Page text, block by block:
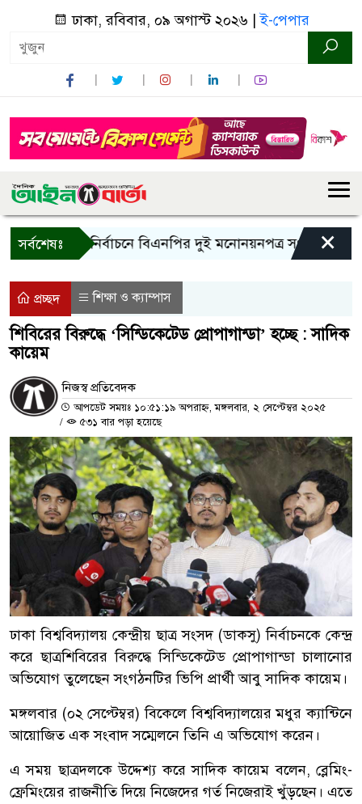
ঢাকা, রবিবার, ০৯ অগাস্ট ২০২৬ |ই-পেপার
সর্বশেষঃ
রাষ্ট্রপতি নির্বাচনে বিএনপির দুই মনোনয়নপত্র সংগ্রহ কাল
×
প্রচ্ছদ শিক্ষা ও ক্যাম্পাস
শিবিরের বিরুদ্ধে ‘সিন্ডিকেটেড প্রোপাগান্ডা’ হচ্ছে : সাদিক
কায়েম
নিজস্ব প্রতিবেদক
আপডেট সময়ঃ ১০:৫১:১৯ অপরাহ্ন, মঙ্গলবার, ২ সেপ্টেম্বর ২০২৫
/
৫৩১ বার পড়া হয়েছে
ঢাকা বিশ্ববিদ্যালয় কেন্দ্রীয় ছাত্র সংসদ (ডাকসু) নির্বাচনকে কেন্দ্র
করে ছাত্রশিবিরের বিরুদ্ধে সিন্ডিকেটেড প্রোপাগান্ডা চালানোর
অভিযোগ তুলেছেন সংগঠনটির ভিপি প্রার্থী আবু সাদিক কায়েম।
মঙ্গলবার (০২ সেপ্টেম্বর) বিকেলে বিশ্ববিদ্যালয়ের মধুর ক্যান্টিনে
আয়োজিত এক সংবাদ সম্মেলনে তিনি এ অভিযোগ করেন।
এ সময় ছাত্রদলকে উদ্দেশ্য করে সাদিক কায়েম বলেন, ব্লেমিং-
ফ্রেমিংয়ের রাজনীতি দিয়ে নিজেদের গর্ত নিজেরাই খুঁড়ছেন। এতে